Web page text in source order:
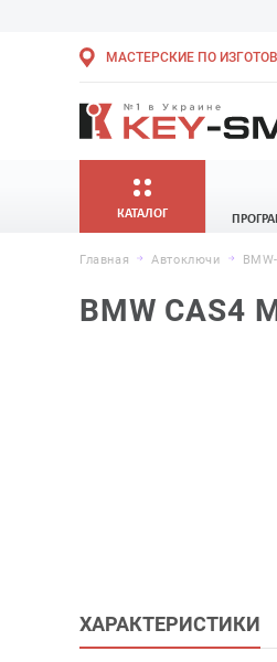
МАСТЕРСКИЕ ПО
КАТАЛОГ
Главная Автоключи
BMW CAS4
ХАРАКТЕРИСТИКИ